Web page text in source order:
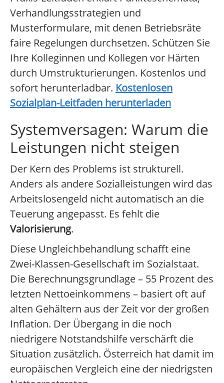
Verhandlungsstrategien und
Musterformulare, mit denen Betriebsräte
faire Regelungen durchsetzen. Schützen Sie
Ihre Kolleginnen und Kollegen vor Härten
durch Umstrukturierungen. Kostenlos und
sofort herunterladbar. Kostenlosen
Sozialplan-Leitfaden herunterladen
Systemversagen: Warum die
Leistungen nicht steigen
Der Kern des Problems ist strukturell.
Anders als andere Sozialleistungen wird das
Arbeitslosengeld nicht automatisch an die
Teuerung angepasst. Es fehlt die
Valorisierung.
Diese Ungleichbehandlung schafft eine
Zwei-Klassen-Gesellschaft im Sozialstaat.
Die Berechnungsgrundlage – 55 Prozent des
letzten Nettoeinkommens – basiert oft auf
alten Gehältern aus der Zeit vor der großen
Inflation. Der Übergang in die noch
niedrigere Notstandshilfe verschärft die
Situation zusätzlich. Österreich hat damit im
europäischen Vergleich eine der niedrigsten